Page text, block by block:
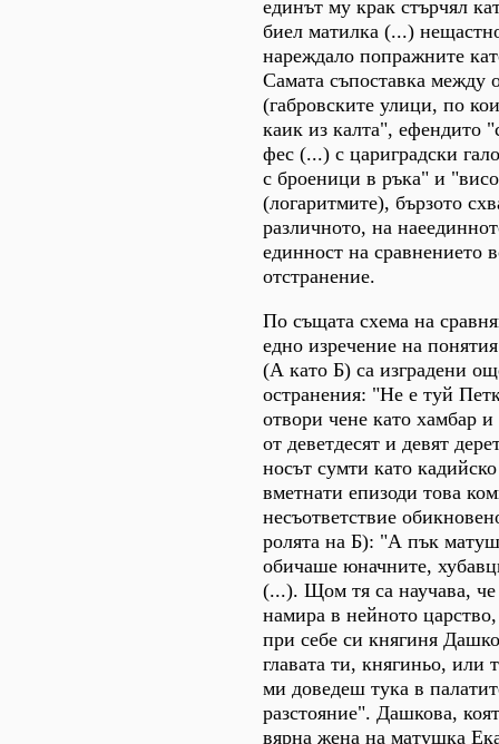
единът му крак стърчял
биел матилка (...)
нареждало попражните
Самата съпоставка между
(габровските улици, по
каик из калта", ефендито
фес (...) с цариградски
с броеници в ръка" и
(логаритмите), бързото
различното, на
единност на сравнението
отстранение.
По същата схема на
едно изречение на
(А като Б) са изградени
остранения: "Не е туй
отвори чене като хамбар и
от деветдесят и девят
носът сумти като
вметнати епизоди това
несъответствие
ролята на Б): "А пък
обичаше юначните,
(...). Щом тя са научава, че
намира в нейното
при себе си княгиня
главата ти, княгиньо, или
ми доведеш тука в
разстояние". Дашкова,
вярна жена на матушка